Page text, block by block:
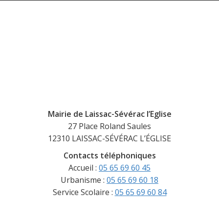
Mairie de Laissac-Sévérac l’Eglise
27 Place Roland Saules
12310 LAISSAC-SÉVÉRAC L’ÉGLISE
Contacts téléphoniques
Accueil : 05 65 69 60 45
Urbanisme : 05 65 69 60 18
Service Scolaire : 05 65 69 60 84